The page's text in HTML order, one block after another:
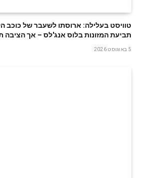
טוויסט בעלילה: ארוסתו לשעבר של כוכב
תביעת המזונות בלוס אנג'לס – אך הציבה
5 באוגוסט 2026